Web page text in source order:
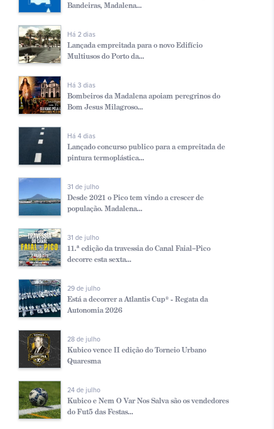
Bandeiras, Madalena...
Há 2 dias
Lançada empreitada para o novo Edifício
Multiusos do Porto da...
Há 3 dias
Bombeiros da Madalena apoiam peregrinos do
Bom Jesus Milagroso...
Há 4 dias
Lançado concurso publico para a empreitada de
pintura termoplástica...
31 de julho
Desde 2021 o Pico tem vindo a crescer de
população. Madalena...
31 de julho
11.ª edição da travessia do Canal Faial–Pico
decorre esta sexta...
29 de julho
Está a decorrer a Atlantis Cup® - Regata da
Autonomia 2026
28 de julho
Kubico vence II edição do Torneio Urbano
Quaresma
24 de julho
Kubico e Nem O Var Nos Salva são os vendedores
do Fut5 das Festas...